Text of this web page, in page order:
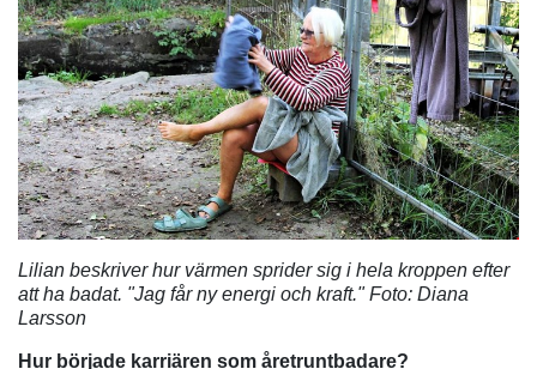
Lilian beskriver hur värmen sprider sig i hela kroppen efter
att ha badat. "Jag får ny energi och kraft." Foto: Diana
Larsson
Hur började karriären som åretruntbadare?